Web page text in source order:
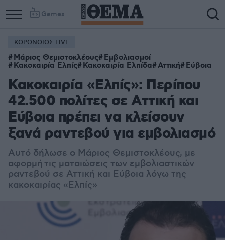
Games
ΚΟΡΩΝΟΙΟΣ LIVE
Μάριος Θεμιστοκλέους Εμβολιασμοί
Κακοκαιρία Ελπίς Κακοκαιρία Ελπίδα Αττική Εύβοια
Κακοκαιρία «Ελπίς»: Περίπου
42.500 πολίτες σε Αττική και
Εύβοια πρέπει να κλείσουν
ξανά ραντεβού για εμβολιασμό
Αυτό δήλωσε ο Μάριος Θεμιστοκλέους, με
αφορμή τις ματαιώσεις των εμβολιαστικών
ραντεβού σε Αττική και Εύβοια λόγω της
κακοκαιρίας «Ελπίς»